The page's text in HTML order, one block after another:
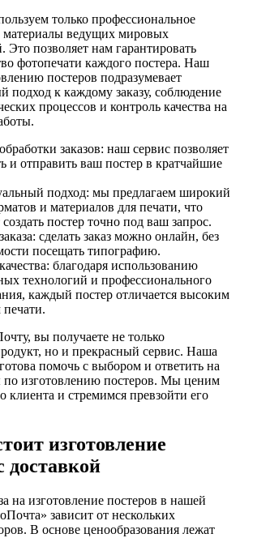
только профессиональное
материалы ведущих мировых
Это позволяет нам гарантировать
фотопечати каждого постера. Наш
постеров подразумевает
подход к каждому заказу, соблюдение
процессов и контроль качества на
заказов: наш сервис позволяет
и отправить ваш постер в кратчайшие
подход: мы предлагаем широкий
и материалов для печати, что
создать постер точно под ваш запрос.
сделать заказ можно онлайн, без
посещать типографию.
благодаря использованию
технологий и профессионального
каждый постер отличается высоким
печати.
вы получаете не только
но и прекрасный сервис. Наша
помочь с выбором и ответить на
изготовлению постеров. Мы ценим
клиента и стремимся превзойти его
изготовление
доставкой
на изготовление постеров в нашей
зависит от нескольких
В основе ценообразования лежат